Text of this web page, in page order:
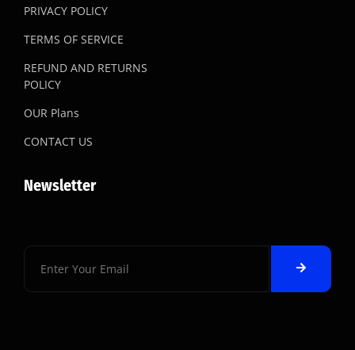
PRIVACY POLICY
TERMS OF SERVICE
REFUND AND RETURNS
POLICY
OUR Plans
CONTACT US
Newsletter